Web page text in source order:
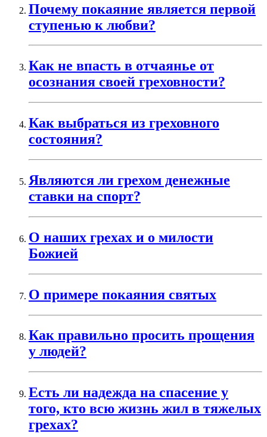
Почему покаяние является первой
ступенью к любви?
Как не впасть в отчаянье от
осознания своей греховности?
Как выбраться из греховного
состояния?
Являются ли грехом денежные
ставки на спорт?
О наших грехах и о милости
Божией
О примере покаяния святых
Как правильно просить прощения
у людей?
Есть ли надежда на спасение у
того, кто всю жизнь жил в тяжелых
грехах?